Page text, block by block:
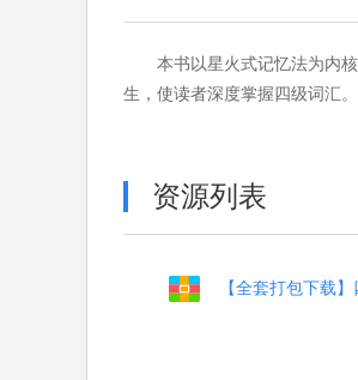
本书以星火式记忆法为内
生，使读者深度掌握四级词汇
资源列表
【全套打包下载